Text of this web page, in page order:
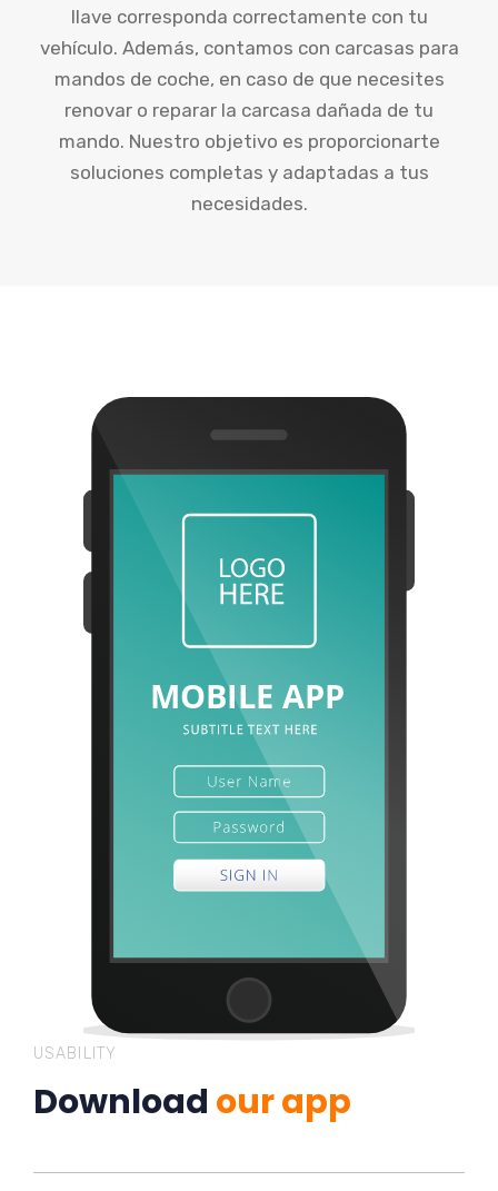
llave corresponda correctamente con tu
vehículo. Además, contamos con carcasas para
mandos de coche, en caso de que necesites
renovar o reparar la carcasa dañada de tu
mando. Nuestro objetivo es proporcionarte
soluciones completas y adaptadas a tus
necesidades.
USABILITY
Download our app